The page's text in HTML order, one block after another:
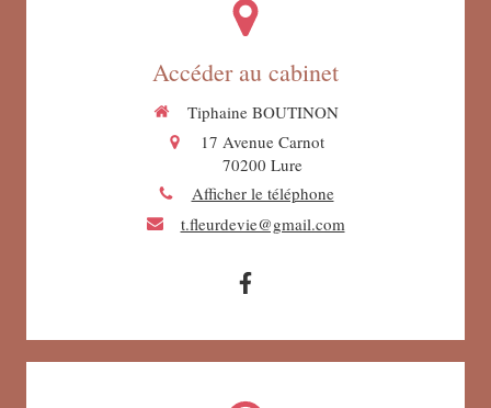
Accéder au cabinet
Tiphaine BOUTINON
17 Avenue Carnot
70200 Lure
Afficher le téléphone
t.fleurdevie@gmail.com